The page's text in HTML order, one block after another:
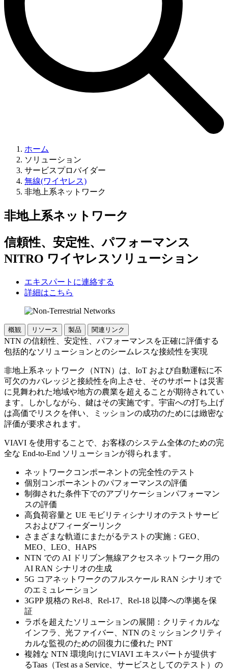
ホーム
ソリューション
サービスプロバイダー
無線(ワイヤレス)
非地上系ネットワーク
非地上系ネットワーク
信頼性、安定性、パフォーマンス
NITRO ワイヤレスソリューション
エキスパートに連絡する
詳細はこちら
概観 リソース 製品 関連リンク
NTN の信頼性、安定性、パフォーマンスを正確に評価する
包括的なソリューションとのシームレスな接続性を実現
非地上系ネットワーク（NTN）は、IoT および自動運転に不
可欠のカバレッジと接続性を向上させ、そのサポートは災害
に見舞われた地域や地方の農業を超えることが期待されてい
ます。しかしながら、鍵はその実施です。宇宙への打ち上げ
は高価でリスクを伴い、ミッションの成功のためには緻密な
評価が要求されます。
VIAVI を使用することで、お客様のシステム全体のための完
全な End-to-End ソリューションが得られます。
ネットワークコンポーネントの完全性のテスト
個別コンポーネントのパフォーマンスの評価
制御された条件下でのアプリケーションパフォーマン
スの評価
高負荷容量と UE モビリティシナリオのテストサービ
スおよびフィーダーリンク
さまざまな軌道にまたがるテストの実施：GEO、
MEO、LEO、HAPS
NTN での AI ドリブン無線アクセスネットワーク用の
AI RAN シナリオの生成
5G コアネットワークのフルスケール RAN シナリオで
のエミュレーション
3GPP 規格の Rel-8、Rel-17、Rel-18 以降への準拠を保
証
ラボを超えたソリューションの展開：クリティカルな
インフラ、光ファイバー、NTN のミッションクリティ
カルな監視のための回復力に優れた PNT
複雑な NTN 環境向けにVIAVI エキスパートが提供す
るTaas（Test as a Service、サービスとしてのテスト）の